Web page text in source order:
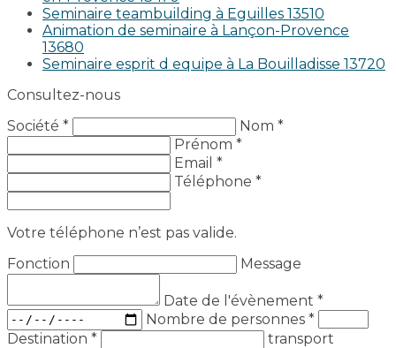
Seminaire teambuilding à Eguilles 13510
Animation de seminaire à Lançon-Provence
13680
Seminaire esprit d equipe à La Bouilladisse 13720
Consultez-nous
Société *
Nom *
Prénom *
Email *
Téléphone *
Votre téléphone n’est pas valide.
Fonction
Message
Date de l'évènement *
Nombre de personnes *
Destination *
transport